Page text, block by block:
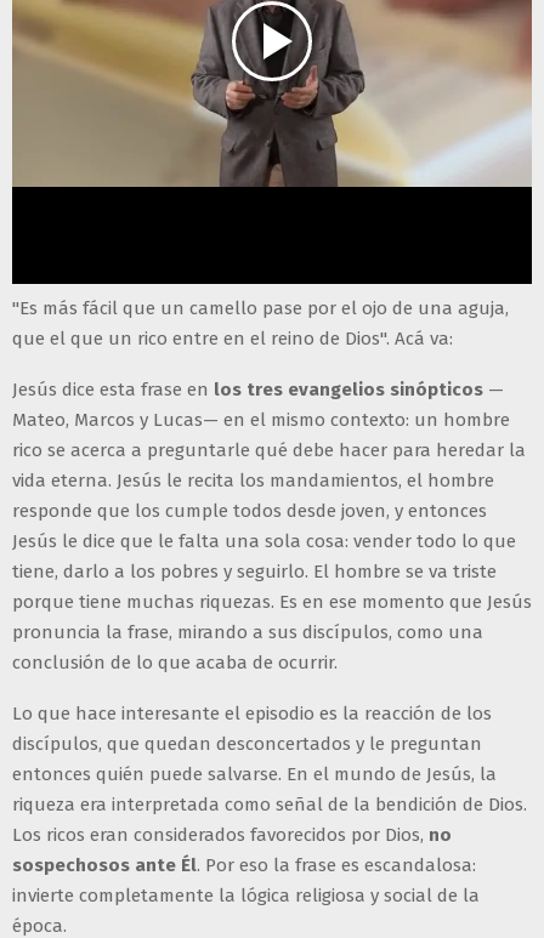
"Es más fácil que un camello pase por el ojo de una aguja,
que el que un rico entre en el reino de Dios". Acá va:
Jesús dice esta frase en los tres evangelios sinópticos —
Mateo, Marcos y Lucas— en el mismo contexto: un hombre
rico se acerca a preguntarle qué debe hacer para heredar la
vida eterna. Jesús le recita los mandamientos, el hombre
responde que los cumple todos desde joven, y entonces
Jesús le dice que le falta una sola cosa: vender todo lo que
tiene, darlo a los pobres y seguirlo. El hombre se va triste
porque tiene muchas riquezas. Es en ese momento que Jesús
pronuncia la frase, mirando a sus discípulos, como una
conclusión de lo que acaba de ocurrir.
Lo que hace interesante el episodio es la reacción de los
discípulos, que quedan desconcertados y le preguntan
entonces quién puede salvarse. En el mundo de Jesús, la
riqueza era interpretada como señal de la bendición de Dios.
Los ricos eran considerados favorecidos por Dios, no
sospechosos ante Él. Por eso la frase es escandalosa:
invierte completamente la lógica religiosa y social de la
época.